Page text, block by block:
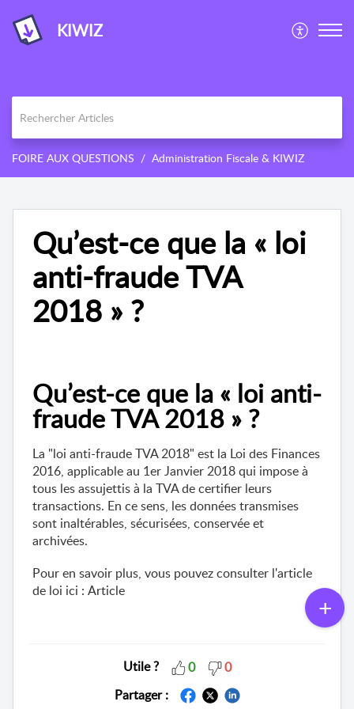
KIWIZ
FOIRE AUX QUESTIONS Administration Fiscale & KIWIZ
Qu’est-ce que la « loi
anti-fraude TVA
2018 » ?
Qu’est-ce que la « loi anti-
fraude TVA 2018 » ?
La "loi anti-fraude TVA 2018" est la Loi des Finances
2016, applicable au 1er Janvier 2018 qui impose à
tous les assujettis à la TVA de certifier leurs
transactions. En ce sens, les données transmises
sont inaltérables, sécurisées, conservée et
archivées.
Pour en savoir plus, vous pouvez consulter l'article
de loi ici : Article
Utile ? 0
0
Partager :